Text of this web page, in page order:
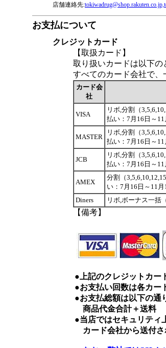
店舗連絡先:
お支払について
クレジットカード
【取扱カード】
取り扱いカードは以下の
すべてのカード会社で、
カード会
社
VISA
リボ,分割（
払い：7月16日～11
MASTER
リボ,分割（
払い：7月16日～11
JCB
リボ,分割（
払い：7月16日～11
AMEX
分割（
い：7月16日～11月
Diners
リボ,ボーナス一括
【備考】
●上記のクレジットカー
●お支払い回数は各カー
●お支払総額は以下の通
商品代金合計＋送料
●当店ではセキュリティ
カード会社から送付さ